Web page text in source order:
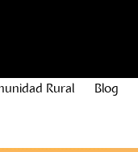
Rural Blog